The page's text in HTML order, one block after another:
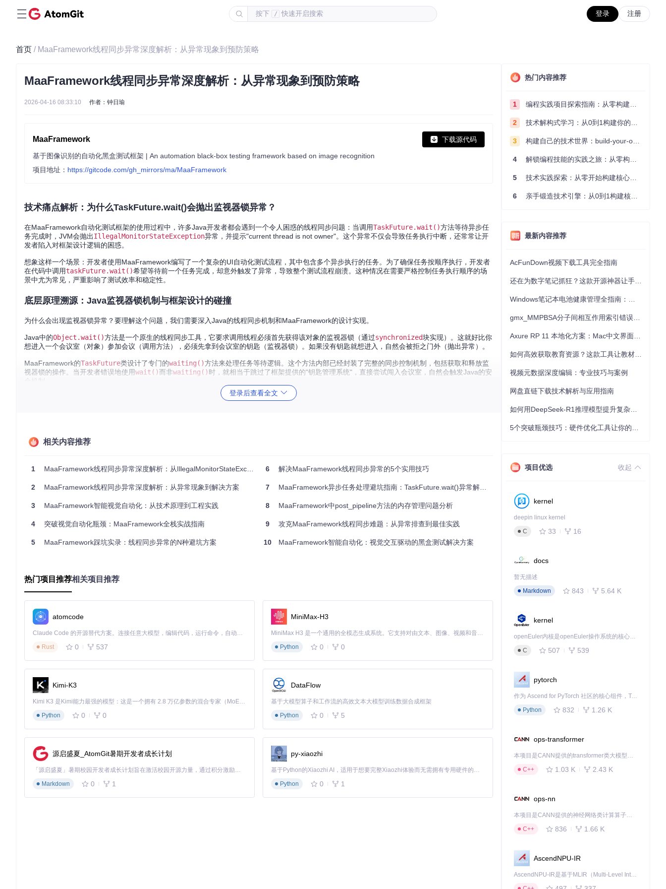
按下 / 快速开启搜索 登录 注册
首页 / MaaFramework线程同步异常深度解析：从异常现象到预防策略
MaaFramework线程同步异常深度解析：从异常现象到预防策略
2026-04-16 08:33:10 作者：钟日瑜
MaaFramework 下载源代码
基于图像识别的自动化黑盒测试框架 | An automation black-box testing framework based on image recognition
项目地址： https://gitcode.com/gh_mirrors/ma/MaaFramework
技术痛点解析：为什么TaskFuture.wait()会抛出监视器锁异常？
在MaaFramework自动化测试框架的使用过程中，许多Java开发者都会遇到一个令人困惑的线程同步问题：当调用TaskFuture.wait()方法等待异步任
务完成时，JVM会抛出IllegalMonitorStateException异常，并提示"current thread is not owner"。这个异常不仅会导致任务执行中断，还常常让开
发者陷入对框架设计逻辑的困惑。
想象这样一个场景：开发者使用MaaFramework编写了一个复杂的UI自动化测试流程，其中包含多个异步执行的任务。为了确保任务按顺序执行，开发者
在代码中调用taskFuture.wait()希望等待前一个任务完成，却意外触发了异常，导致整个测试流程崩溃。这种情况在需要严格控制任务执行顺序的场
景中尤为常见，严重影响了测试效率和稳定性。
底层原理溯源：Java监视器锁机制与框架设计的碰撞
为什么会出现监视器锁异常？要理解这个问题，我们需要深入Java的线程同步机制和MaaFramework的设计实现。
Java中的Object.wait()方法是一个原生的线程同步工具，它要求调用线程必须首先获得该对象的监视器锁（通过synchronized块实现）。这就好比你
想进入一个会议室（对象）参加会议（调用方法），必须先拿到会议室的钥匙（监视器锁）。如果没有钥匙就想进入，自然会被拒之门外（抛出异常）。
MaaFramework的TaskFuture类设计了专门的waiting()方法来处理任务等待逻辑。这个方法内部已经封装了完整的同步控制机制，包括获取和释放监
视器锁的操作。当开发者错误地使用wait()而非waiting()时，就相当于跳过了框架提供的"钥匙管理系统"，直接尝试闯入会议室，自然会触发Java的安
全机制。
synchronized方法或块时，JVM会执行
解决方案：从异常修复到代码优化
特性
Object.wait()
TaskFuture.waiting()
返回值
无返回值
返回布尔值表示等待结果
超时机制
支持但需手动实现
内置超时参数，默认30秒
中断处理
抛出InterruptedException 返回false表示中断
│ 调用wait()方法 │ ─────────────> │ 抛出IllegalMonitorStateException │ ──────────────> │ 检查API文档 │
┌───────────────┐    验证结果    ┌────────────────┐    替换方法    ┌─────────────────┐
│ 任务正常执行   │ <───────────── │ 调用waiting()方法 │ <───────────── │ 对比方法差异   │
正确实现示例
以下是使用waiting()方法的正确示例，展示了如何在MaaFramework中安全地等待异步任务完成：
// 创建任务并获取TaskFuture对象
TaskFuture<TaskResult> taskFuture = taskExecutor.submit(
AutomatedTestTask
// 设置最长等待时间为60秒
if (waitSuccess) {
TaskResult
    log.info(
"任务执行成功，结果: {}", result);
} else
{
if (taskFuture.isCancelled()) {
        log.error(
"任务已被取消"
登录后查看全文
相关内容推荐
1 MaaFramework线程同步异常深度解析：从IllegalMonitorStateException到优雅解决方案
2 MaaFramework线程同步异常深度解析：从异常现象到解决方案
3 MaaFramework智能视觉自动化：从技术原理到工程实践
4 突破视觉自动化瓶颈：MaaFramework全栈实战指南
5 MaaFramework踩坑实录：线程同步异常的N种避坑方案
6 解决MaaFramework线程同步异常的5个实用技巧
7 MaaFramework异步任务处理避坑指南：TaskFuture.wait()异常解决方案
8 MaaFramework中post_pipeline方法的内存管理问题分析
9 攻克MaaFramework线程同步难题：从异常排查到最佳实践
10 MaaFramework智能自动化：视觉交互驱动的黑盒测试解决方案
热门项目推荐相关项目推荐
atomcode
Claude Code 的开源替代方案。连接任意大模型，编辑代码，运行命令，自动验证 — 全自动执行。用 Rust 构建，极致性能。 ｜ An open-source alternative to Claude Code. Connect any LLM, edit code, run commands, and verify changes — autonomously. Built in Rust for speed. Get Started
Rust
0 537
MiniMax-H3
MiniMax H3 是一个通用的全模态生成系统。它支持对由文本、图像、视频和音频组成的多模态上下文进行统一理解，并能生成分辨率高达 2K、时长可达 15 秒的带原生立体声音频的视频。得益于面向任务泛化的系统设计，H3 在预训练阶段就已具备广泛的多模态上下文理解与生成能力，能够出色地执行复杂的多模态指令。
Python
0 0
Kimi-K3
Kimi K3 是Kimi能力最强的模型：这是一个拥有 2.8 万亿参数的混合专家（MoE）模型，具备原生视觉理解能力，并支持 100 万 token 的上下文窗口。
Python
0 0
DataFlow
基于大模型算子和工作流的高效文本大模型训练数据合成框架
Python
0 5
源启盛夏_AtomGit暑期开发者成长计划
「源启盛夏」暑期校园开发者成长计划旨在激活校园开源力量，通过积分激励、认证扶持、资源倾斜等形式，引导高校组织和开发者完成「入驻 — 建项目 — 做贡献 — 获认证 — 得资源」的完整闭环。无论你是想带领社团入驻平台的组织者，还是希望用代码贡献证明自己的开发者，都能在这里找到属于你的成长路径。
Markdown
0 1
py-xiaozhi
基于Python的Xiaozhi AI，适用于想要完整Xiaozhi体验而无需拥有专用硬件的用户。
Python
0 1
热门内容推荐
1 编程实践项目探索指南：从零构建技术能力体系
2 技术解构式学习：从0到1构建你的编程知识体系
3 构建自己的技术世界：build-your-own-x项目的实践探索指南
4 解锁编程技能的实践之旅：从零构建你的技术世界
5 技术实践探索：从零开始构建核心系统的实践指南
6 亲手锻造技术引擎：从0到1构建核心系统的实践指南
最新内容推荐
AcFunDown视频下载工具完全指南
视频元数据深度编辑：专业技巧与案例
网盘直链下载技术解析与应用指南
项目优选 收起
kernel
deepin linux kernel
C
33 16
docs
暂无描述
Markdown
843 5.64 K
kernel
openEuler内核是openEuler操作系统的核心，既是系统性能与稳定性的基石，也是连接处理器、设备与服务的桥梁。
C
507 539
pytorch
作为 Ascend for PyTorch 社区的核心组件，TorchNPU 是昇腾专为 PyTorch 打造的深度学习适配插件，使 PyTorch 框架能够直接调用昇腾 NPU，为开发者提供昇腾 AI 处理器的超强算力。
Python
832 1.26 K
ops-transformer
本项目是CANN提供的transformer类大模型算子库，实现网络在NPU上加速计算。
C++
1.03 K 2.43 K
ops-nn
本项目是CANN提供的神经网络类计算算子库，实现网络在NPU上加速计算。
C++
836 1.66 K
AscendNPU-IR
AscendNPU-IR是基于MLIR（Multi-Level Intermediate Representation）构建的，面向昇腾亲和算子编译时使用的中间表示，提供昇腾完备表达能力，通过编译优化提升昇腾AI处理器计算效率，支持通过生态框架使能昇腾AI处理器与深度调优